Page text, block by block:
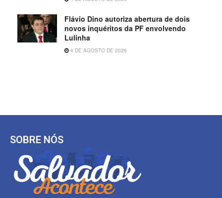
Flávio Dino autoriza abertura de dois
novos inquéritos da PF envolvendo
Lulinha
4 DE AGOSTO DE 2026
SOBRE NÓS